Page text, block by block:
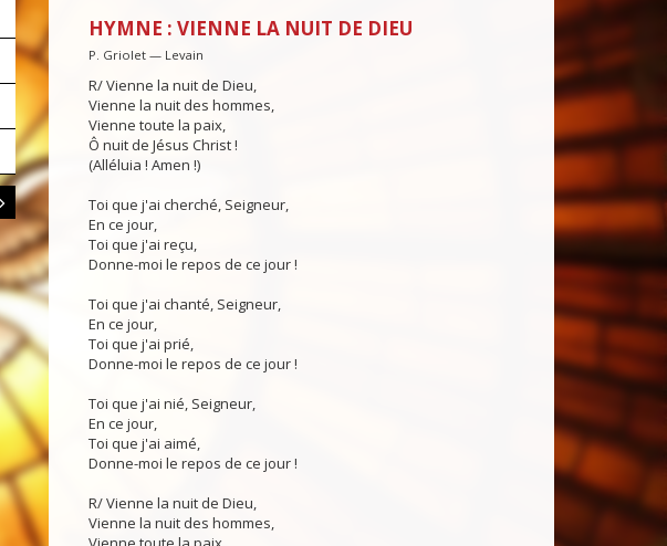
HYMNE : VIENNE LA NUIT DE DIEU
P. Griolet — Levain
R/ Vienne la nuit de Dieu,
Vienne la nuit des hommes,
Vienne toute la paix,
Ô nuit de Jésus Christ !
(Alléluia ! Amen !)
Toi que j'ai cherché, Seigneur,
En ce jour,
Toi que j'ai reçu,
Donne-moi le repos de ce jour !
Toi que j'ai chanté, Seigneur,
En ce jour,
Toi que j'ai prié,
Donne-moi le repos de ce jour !
Toi que j'ai nié, Seigneur,
En ce jour,
Toi que j'ai aimé,
Donne-moi le repos de ce jour !
R/ Vienne la nuit de Dieu,
Vienne la nuit des hommes,